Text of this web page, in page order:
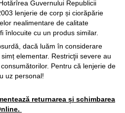
Guvernului Republicii
lenjerie de corp și ciorăpărie
nealimentare de calitate
înlocuite cu un produs similar.
dacă luăm în considerare
elementar. Restricţii severe au
Pentru că lenjerie de
uz personal!
returnarea și schimbarea